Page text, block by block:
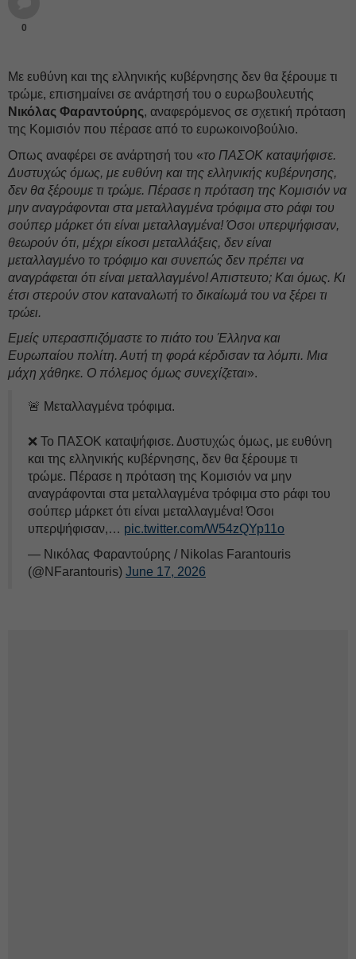
0
Με ευθύνη και της ελληνικής κυβέρνησης δεν θα ξέρουμε τι
τρώμε, επισημαίνει σε ανάρτησή του ο ευρωβουλευτής
Νικόλας Φαραντούρης, αναφερόμενος σε σχετική πρόταση
της Κομισιόν που πέρασε από το ευρωκοινοβούλιο.
Οπως αναφέρει σε ανάρτησή του «το ΠΑΣΟΚ καταψήφισε.
Δυστυχώς όμως, με ευθύνη και της ελληνικής κυβέρνησης,
δεν θα ξέρουμε τι τρώμε. Πέρασε η πρόταση της Κομισιόν να
μην αναγράφονται στα μεταλλαγμένα τρόφιμα στο ράφι του
σούπερ μάρκετ ότι είναι μεταλλαγμένα! Όσοι υπερψήφισαν,
θεωρούν ότι, μέχρι είκοσι μεταλλάξεις, δεν είναι
μεταλλαγμένο το τρόφιμο και συνεπώς δεν πρέπει να
αναγράφεται ότι είναι μεταλλαγμένο! Απιστευτο; Και όμως. Κι
έτσι στερούν στον καταναλωτή το δικαίωμά του να ξέρει τι
τρώει.
Εμείς υπερασπιζόμαστε το πιάτο του Έλληνα και
Ευρωπαίου πολίτη. Αυτή τη φορά κέρδισαν τα λόμπι. Μια
μάχη χάθηκε. Ο πόλεμος όμως συνεχίζεται».
🚨 Μεταλλαγμένα τρόφιμα.
❌️ Το ΠΑΣΟΚ καταψήφισε. Δυστυχώς όμως, με ευθύνη
και της ελληνικής κυβέρνησης, δεν θα ξέρουμε τι
τρώμε. Πέρασε η πρόταση της Κομισιόν να μην
αναγράφονται στα μεταλλαγμένα τρόφιμα στο ράφι του
σούπερ μάρκετ ότι είναι μεταλλαγμένα! Όσοι
υπερψήφισαν,… pic.twitter.com/W54zQYp11o
— Νικόλας Φαραντούρης / Nikolas Farantouris
(@NFarantouris) June 17, 2026